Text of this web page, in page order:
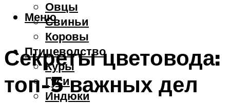
Овцы
Свиньи
Коровы
Птицеводство
Куры
Гуси
Индюки
Меню
Секреты цветовода:
топ-5 важных дел